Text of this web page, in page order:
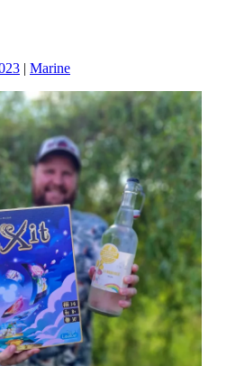
| Marine